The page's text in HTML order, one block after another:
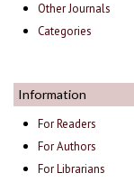
Other Journals
Categories
Information
For Readers
For Authors
For Librarians